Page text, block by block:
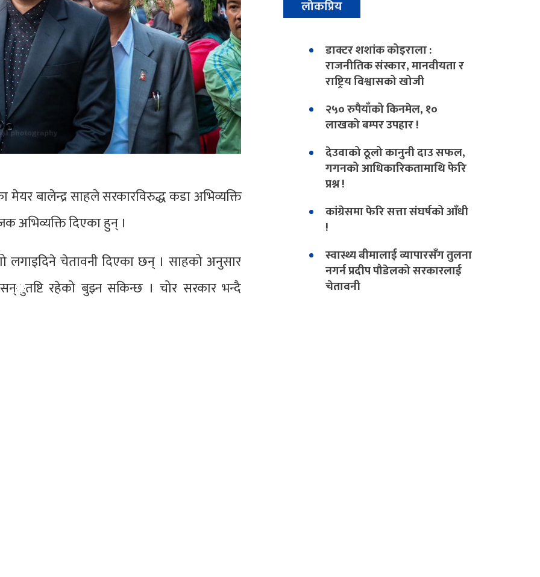
मेयर बालेन्द्र साहले सरकारविरुद्ध कडा अभिव्यक्ति
अभिव्यक्ति दिएका हुन् ।
चेतावनी दिएका छन् । साहको अनुसार
रहेको बुझ्न सकिन्छ । चोर सरकार भन्दै
लोकप्रिय
डाक्टर शशांक कोइराला :
राजनीतिक संस्कार, मानवीयता र
राष्ट्रिय विश्वासको खोजी
२५० रुपैयाँको किनमेल, १०
लाखको बम्पर उपहार !
देउवाको ठूलो कानुनी दाउ सफल,
गगनको आधिकारिकतामाथि फेरि
प्रश्न !
कांग्रेसमा फेरि सत्ता संघर्षको आँधी
!
स्वास्थ्य बीमालाई व्यापारसँग तुलना
नगर्न प्रदीप पौडेलको सरकारलाई
चेतावनी